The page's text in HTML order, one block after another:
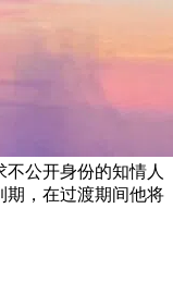
公开身份的知情人
期，在过渡期间他将